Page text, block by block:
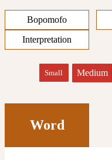
Bopomofo
Interpretation
Small Medium
Word